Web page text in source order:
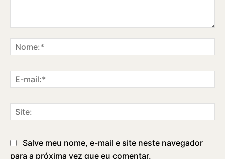
Salve meu nome, e-mail e site neste navegador
para a próxima vez que eu comentar.